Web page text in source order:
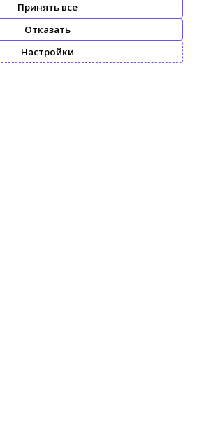
Принять все
Отказать
Настройки